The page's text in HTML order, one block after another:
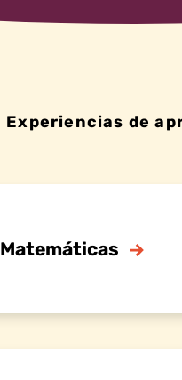
Experiencias de
Matemáticas